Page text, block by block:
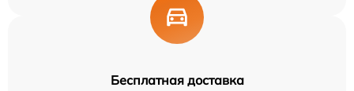
Бесплатная доставка